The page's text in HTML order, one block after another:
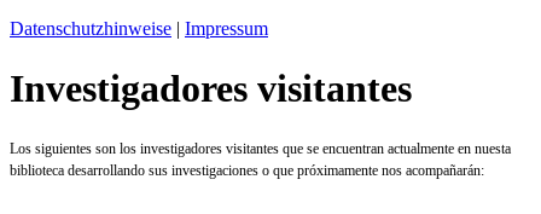
Datenschutzhinweise | Impressum
Investigadores visitantes
Los siguientes son los investigadores visitantes que se encuentran actualmente en nuesta
biblioteca desarrollando sus investigaciones o que próximamente nos acompañarán: